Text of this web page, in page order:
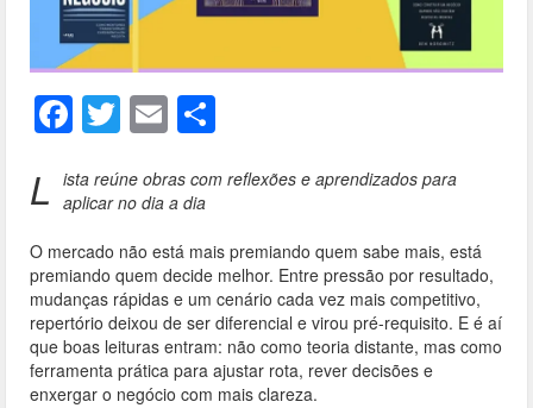
F
ac
e
b
o
o
k
T
w
itt
er
E
m
ai
l
ar
L
ista reúne obras com reflexões e aprendizados para
aplicar no dia a dia
O mercado não está mais premiando quem sabe mais, está
premiando quem decide melhor. Entre pressão por resultado,
mudanças rápidas e um cenário cada vez mais competitivo,
repertório deixou de ser diferencial e virou pré-requisito. E é aí
que boas leituras entram: não como teoria distante, mas como
ferramenta prática para ajustar rota, rever decisões e
enxergar o negócio com mais clareza.